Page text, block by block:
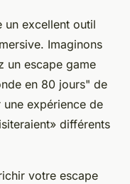
un excellent outil
Imaginons
un escape game
en 80 jours" de
expérience de
différents
votre escape